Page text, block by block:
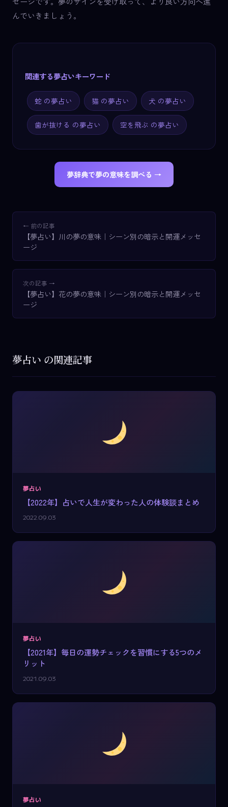
んでいきましょう。
関連する夢占いキーワード
蛇 の夢占い 猫 の夢占い 犬 の夢占い
歯が抜ける の夢占い 空を飛ぶ の夢占い
夢辞典で夢の意味を調べる →
← 前の記事
【夢占い】川の夢の意味｜シーン別の暗示と開運メッセ
ージ
次の記事 →
【夢占い】花の夢の意味｜シーン別の暗示と開運メッセ
ージ
夢占い の関連記事
夢占い
【2022年】占いで人生が変わった人の体験談まとめ
2022.09.03
夢占い
【2021年】毎日の運勢チェックを習慣にする5つのメ
リット
2021.09.03
夢占い